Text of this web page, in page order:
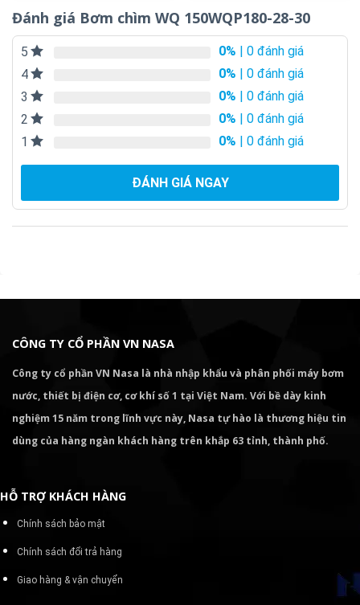
Đánh giá Bơm chìm WQ 150WQP180-28-30
5 0% | 0 đánh giá
4
0% | 0 đánh giá
3
0% | 0 đánh giá
2
0% | 0 đánh giá
1
0% | 0 đánh giá
ĐÁNH GIÁ NGAY
CÔNG TY CỔ PHẦN VN NASA
Công ty cổ phần VN Nasa là nhà nhập khẩu và phân phối máy bơm
nước, thiết bị điện cơ, cơ khí số 1 tại Việt Nam. Với bề dày kinh
nghiệm 15 năm trong lĩnh vực này, Nasa tự hào là thương hiệu tin
dùng của hàng ngàn khách hàng trên khắp 63 tỉnh, thành phố.
HỖ TRỢ KHÁCH HÀNG
Chính sách bảo mật
Chính sách đổi trả hàng
Giao hàng & vận chuyển